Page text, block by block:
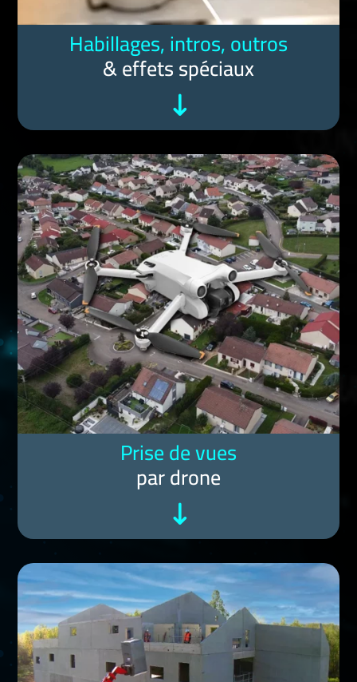
Habillages, intros, outros
& effets spéciaux
Prise de vues
par drone